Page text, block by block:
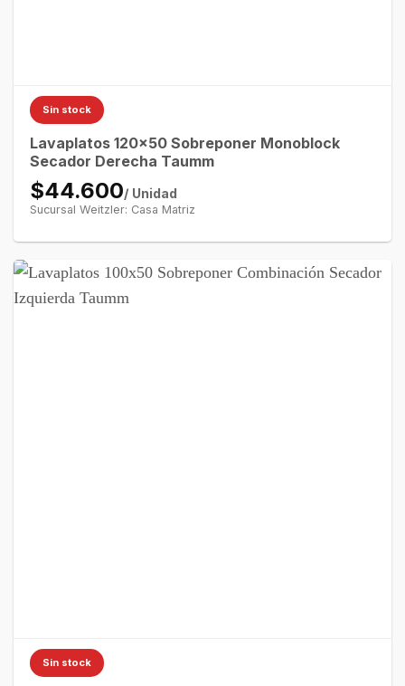
Sin stock
Lavaplatos 120×50 Sobreponer Monoblock
Secador Derecha Taumm
$44.600/ Unidad
Sucursal Weitzler: Casa Matriz
Sin stock